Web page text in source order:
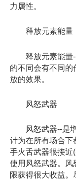
力属性。
释放元素能量
释放元素能量--
的不同会有不同的
放的效果。
风怒武器
风怒武器--是增
计为在所有场合下
手火舌武器很接近
使用风怒武器。风
限获得很大收益